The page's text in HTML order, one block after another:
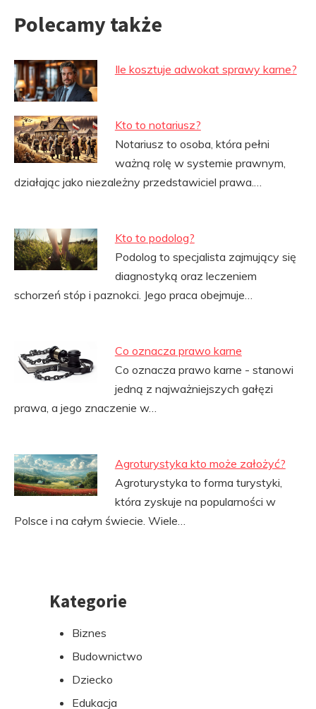
Polecamy także
Ile kosztuje adwokat sprawy karne?
Kto to notariusz?
Notariusz to osoba, która pełni
ważną rolę w systemie prawnym,
działając jako niezależny przedstawiciel prawa.…
Kto to podolog?
Podolog to specjalista zajmujący się
diagnostyką oraz leczeniem
schorzeń stóp i paznokci. Jego praca obejmuje…
Co oznacza prawo karne
Co oznacza prawo karne - stanowi
jedną z najważniejszych gałęzi
prawa, a jego znaczenie w…
Agroturystyka kto może założyć?
Agroturystyka to forma turystyki,
która zyskuje na popularności w
Polsce i na całym świecie. Wiele…
PrzejdźKategorie
Biznes
Budownictwo
Dziecko
Edukacja